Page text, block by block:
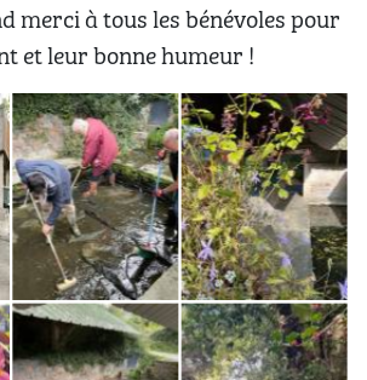
merci à tous les bénévoles pour
et leur bonne humeur !